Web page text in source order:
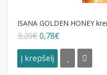
ISANA GOLDEN HONEY
3,20€0,78€
Į krepšelį